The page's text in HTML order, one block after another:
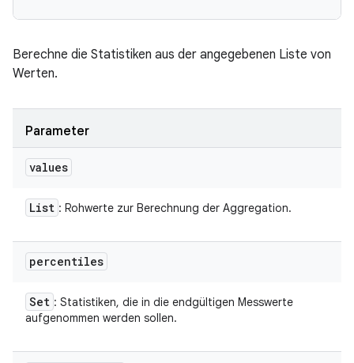
Berechne die Statistiken aus der angegebenen Liste von
Werten.
Parameter
values
List : Rohwerte zur Berechnung der Aggregation.
percentiles
Set : Statistiken, die in die endgültigen Messwerte
aufgenommen werden sollen.